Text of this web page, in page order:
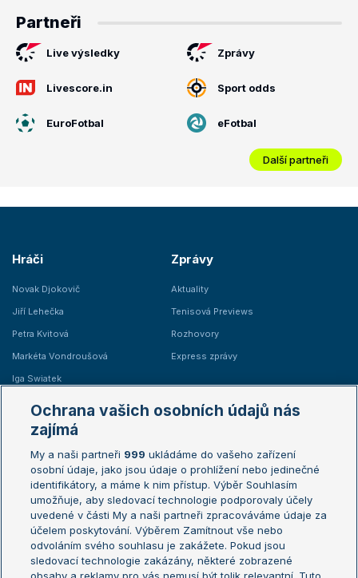
Partneři
Live výsledky Zprávy
Livescore.in Sport odds
EuroFotbal eFotbal
Další partneři
Hráči
Novak Djokovič
Jiří Lehečka
Petra Kvitová
Markéta Vondroušová
Iga Swiatek
Zprávy
Aktuality
Tenisová Previews
Rozhovory
Express zprávy
Žebříčky
Žebříček ATP (muži)
Žebříček WTA (ženy)
Sázkařský žebříček
Australian Open
French Open
Wimbledon
US Open
Turnaj mistrů
Turnaj mistryň
Ochrana vašich osobních údajů nás
zajímá
My a naši partneři 999 ukládáme do vašeho zařízení
osobní údaje, jako jsou údaje o prohlížení nebo jedinečné
identifikátory, a máme k nim přístup. Výběr Souhlasím
umožňuje, aby sledovací technologie podporovaly účely
uvedené v části My a naši partneři zpracováváme údaje za
účelem poskytování. Výběrem Zamítnout vše nebo
odvoláním svého souhlasu je zakážete. Pokud jsou
sledovací technologie zakázány, některé zobrazené